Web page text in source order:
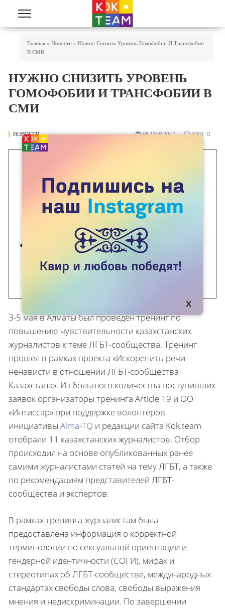
Перейти к основному содержанию
Главная » Новости » Нужно Снизить Уровень Гомофобии И Трансфобии
В СМИ
НУЖНО СНИЗИТЬ УРОВЕНЬ
ГОМОФОБИИ И ТРАНСФОБИИ В
СМИ
НОВОСТИ 08 МАЯ 2017 4201 
3-5 мая в Алматы был проведен тренинг по
повышению чувствительности казахстанских
журналистов к теме ЛГБТ-сообщества. Тренинг
прошел в рамках проекта «Искоренить речи
ненависти в отношении ЛГБТ-сообщества
Казахстана». Из большого количества поступивших
заявок организаторы тренинга Article 19 и ОО
«Интиссар» при поддержке волонтеров
инициативы Alma-TQ и редакции сайта Kok.team
отобрали 11 казахстанских журналистов. Отбор
происходил на основе опубликованных ранее
самими журналистами статей на тему ЛГБТ, а также
по рекомендациям представителей ЛГБТ-
сообщества и экспертов.
В рамках тренинга журналистам была
предоставлена информация о корректной
терминологии по сексуальной ориентации и
гендерной идентичности (СОГИ), мифах и
стереотипах об ЛГБТ-сообществе, международных
стандартах свободы слова, свободы выражения
мнения и недискриминации. По завершении